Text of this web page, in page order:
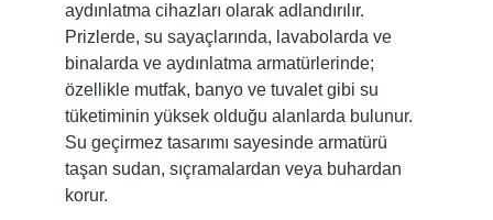
aydınlatma cihazları olarak adlandırılır.
Prizlerde, su sayaçlarında, lavabolarda ve
binalarda ve aydınlatma armatürlerinde;
özellikle mutfak, banyo ve tuvalet gibi su
tüketiminin yüksek olduğu alanlarda bulunur.
Su geçirmez tasarımı sayesinde armatürü
taşan sudan, sıçramalardan veya buhardan
korur.